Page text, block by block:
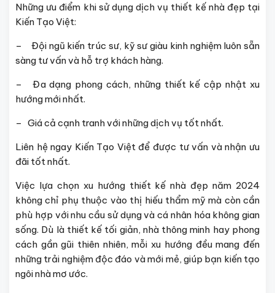
Những ưu điểm khi sử dụng dịch vụ thiết kế nhà đẹp tại
Kiến Tạo Việt:
– Đội ngũ kiến trúc sư, kỹ sư giàu kinh nghiệm luôn sẵn
sàng tư vấn và hỗ trợ khách hàng.
– Đa dạng phong cách, những thiết kế cập nhật xu
hướng mới nhất.
– Giá cả cạnh tranh với những dịch vụ tốt nhất.
Liên hệ ngay Kiến Tạo Việt để được tư vấn và nhận ưu
đãi tốt nhất.
Việc lựa chọn xu hướng thiết kế nhà đẹp năm 2024
không chỉ phụ thuộc vào thị hiếu thẩm mỹ mà còn cần
phù hợp với nhu cầu sử dụng và cá nhân hóa không gian
sống. Dù là thiết kế tối giản, nhà thông minh hay phong
cách gần gũi thiên nhiên, mỗi xu hướng đều mang đến
những trải nghiệm độc đáo và mới mẻ, giúp bạn kiến tạo
ngôi nhà mơ ước.